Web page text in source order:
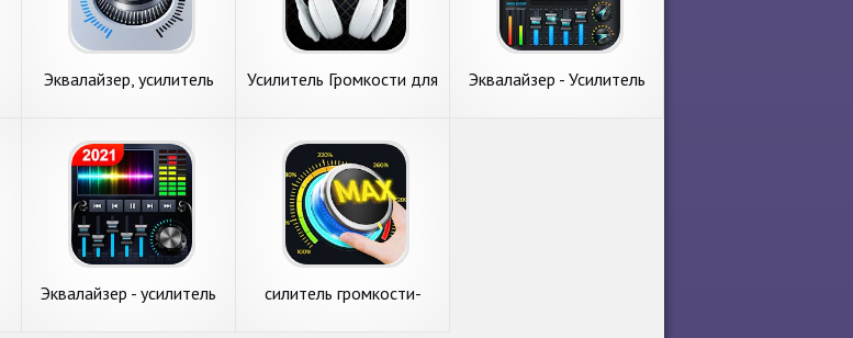
Эквалайзер, усилитель
Усилитель Громкости для
Эквалайзер - Усилитель
Эквалайзер - усилитель
силитель громкости-